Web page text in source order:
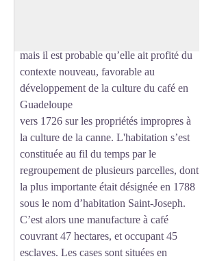
mais il est probable qu’elle ait profité du
contexte nouveau, favorable au
développement de la culture du café en
Guadeloupe
vers 1726 sur les propriétés impropres à
la culture de la canne. L'habitation s’est
constituée au fil du temps par le
regroupement de plusieurs parcelles, dont
la plus importante était désignée en 1788
sous le nom d’habitation Saint-Joseph.
C’est alors une manufacture à café
couvrant 47 hectares, et occupant 45
esclaves. Les cases sont situées en